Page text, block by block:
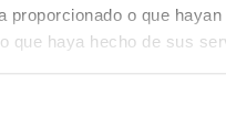
proporcionado o que
que haya hecho de sus